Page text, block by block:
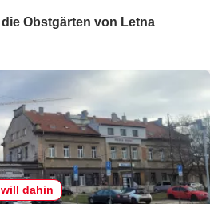
Obstgärten von Letna
dahin